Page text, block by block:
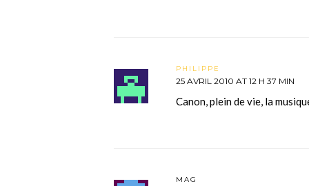
PHILIPPE
25 AVRIL 2010 AT 12 H 37 MIN
Canon, plein de vie, la
MAG